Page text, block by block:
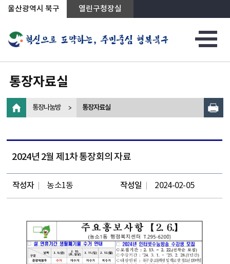
상단메뉴로 바로가기
전체메뉴로 바로가기
왼쪽메뉴로 바로가기
본문으로 바로가기
울산광역시 북구 열린구청장실
통장자료실
통장나눔방 통장자료실
2024년 2월 제1차 통장회의 자료
작성자 농소1동 작성일 2024-02-05